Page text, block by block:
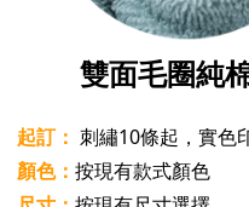
雙面毛圈純
起訂： 刺繡10條起，實色
顏色： 按現有款式顏色